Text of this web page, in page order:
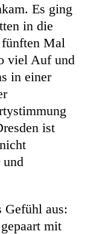
Es ging
in die
Mal
viel Auf und
in einer
ist
und
Gefühl aus:
mit